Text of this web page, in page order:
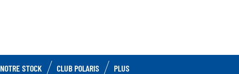
NOTRE STOCK CLUB POLARIS PLUS